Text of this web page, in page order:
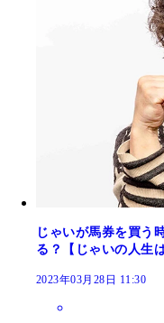
じゃいが馬券を買う
る？【じゃいの人生
2023年03月28日 11:30